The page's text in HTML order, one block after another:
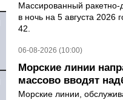
Массированный ракетно-
в ночь на 5 августа 2026
42.
06-08-2026 (10:00)
Морские линии
массово вводят
Морские линии,